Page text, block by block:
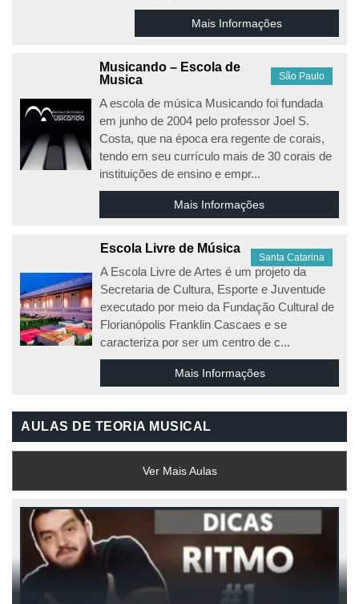
Mais Informações
São Paulo
Musicando – Escola de
Musica
A escola de música Musicando foi fundada
em junho de 2004 pelo professor Joel S.
Costa, que na época era regente de corais,
tendo em seu currículo mais de 30 corais de
instituições de ensino e empr...
Mais Informações
Santa Catarina
Escola Livre de Música
A Escola Livre de Artes é um projeto da
Secretaria de Cultura, Esporte e Juventude
executado por meio da Fundação Cultural de
Florianópolis Franklin Cascaes e se
caracteriza por ser um centro de c...
Mais Informações
AULAS DE TEORIA MUSICAL
Ver Mais Aulas